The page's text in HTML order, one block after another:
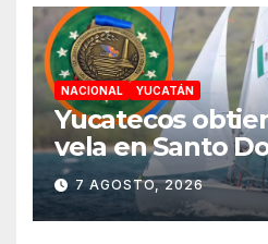
NACIONAL YUCATÁN
Yucatecos
vela en Santo
7 AGOSTO, 2026